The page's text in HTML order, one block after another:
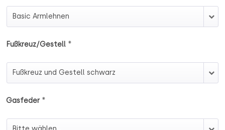
Armlehnen
Fußkreuz/Gestell *
Fußkreuz/Gestell
Gasfeder*
Gasfeder